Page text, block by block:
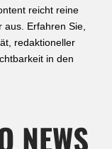
reicht reine
Erfahren Sie,
redaktioneller
in den